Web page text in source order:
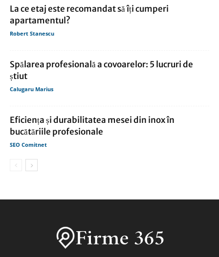
La ce etaj este recomandat să îți cumperi
apartamentul?
Robert Stanescu
Spălarea profesională a covoarelor: 5 lucruri de
știut
Calugaru Marius
Eficiența și durabilitatea mesei din inox în
bucătăriile profesionale
SEO Comitnet